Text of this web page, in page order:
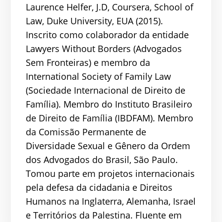
Laurence Helfer, J.D, Coursera, School of
Law, Duke University, EUA (2015).
Inscrito como colaborador da entidade
Lawyers Without Borders (Advogados
Sem Fronteiras) e membro da
International Society of Family Law
(Sociedade Internacional de Direito de
Família). Membro do Instituto Brasileiro
de Direito de Família (IBDFAM). Membro
da Comissão Permanente de
Diversidade Sexual e Gênero da Ordem
dos Advogados do Brasil, São Paulo.
Tomou parte em projetos internacionais
pela defesa da cidadania e Direitos
Humanos na Inglaterra, Alemanha, Israel
e Territórios da Palestina. Fluente em